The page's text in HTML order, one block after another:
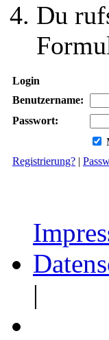
Du
Login
Benutzername:
Passwort:
Registrierung? |
|